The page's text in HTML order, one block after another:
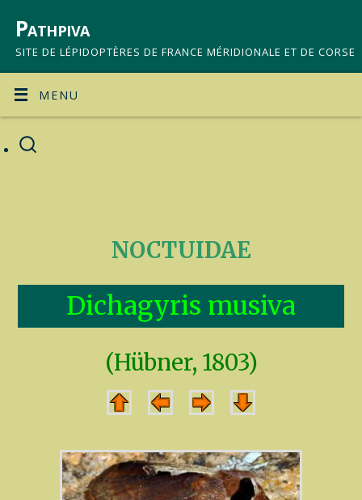
Pathpiva
SITE DE LÉPIDOPTÈRES DE FRANCE MÉRIDIONALE ET DE CORSE
MENU
NOCTUIDAE
Dichagyris musiva
(Hübner, 1803)